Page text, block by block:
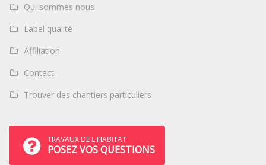
Qui sommes nous
Label qualité
Affiliation
Contact
Trouver des chantiers particuliers
TRAVAUX DE L'HABITAT
POSEZ VOS QUESTIONS